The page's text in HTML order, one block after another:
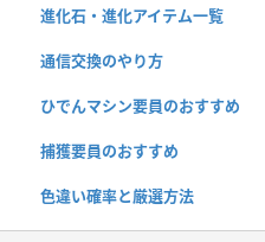
進化石・進化アイテム一覧
通信交換のやり方
ひでんマシン要員のおすすめ
捕獲要員のおすすめ
色違い確率と厳選方法